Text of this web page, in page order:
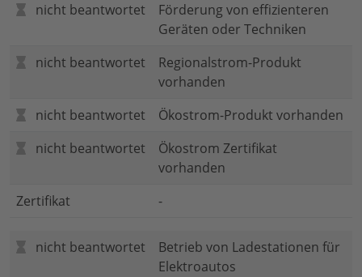
nicht beantwortet
Förderung von effizienteren
Geräten oder Techniken
nicht beantwortet
Regionalstrom-Produkt
vorhanden
nicht beantwortet
Ökostrom-Produkt vorhanden
nicht beantwortet
Ökostrom Zertifikat
vorhanden
Zertifikat
-
nicht beantwortet
Betrieb von Ladestationen für
Elektroautos